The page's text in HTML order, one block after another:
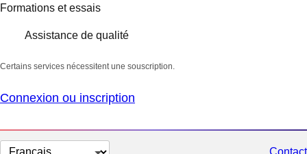
Formations et essais
Assistance de qualité
Certains services nécessitent une souscription.
Connexion ou inscription
Changer
Contact